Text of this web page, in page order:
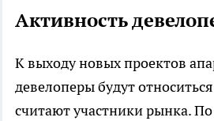
Активность
К выходу новых проектов
девелоперы будут
считают участники рынка.